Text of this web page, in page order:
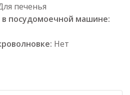
печенья
посудомоечной машине:
Нет